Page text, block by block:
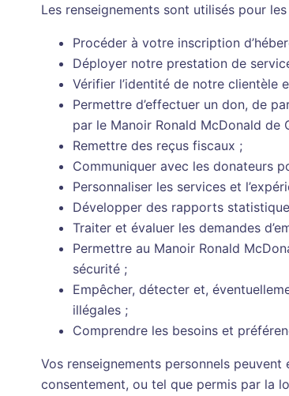
Les renseignements sont utilisés pour
Procéder à votre inscription
Déployer notre prestation de
Vérifier l’identité de notre clientèle
Permettre d’effectuer un don, de
par le Manoir Ronald McDonald de
Remettre des reçus fiscaux ;
Communiquer avec les donateurs
Personnaliser les services et
Développer des rapports
Traiter et évaluer les demandes
Permettre au Manoir Ronald
sécurité ;
Empêcher, détecter et,
illégales ;
Comprendre les besoins et
Vos renseignements personnels
consentement, ou tel que permis par la